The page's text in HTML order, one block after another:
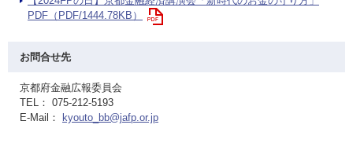
PDF（PDF/1444.78KB）
お問合せ先
京都府金融広報委員会
TEL： 075-212-5193
E-Mail：
kyouto_bb@jafp.or.jp